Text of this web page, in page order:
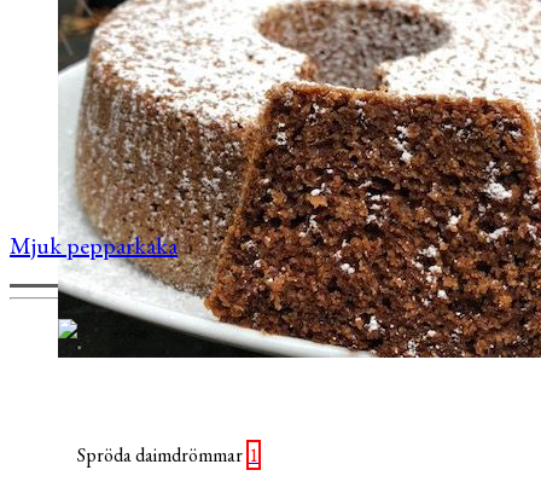
Mjuk pepparkaka
1